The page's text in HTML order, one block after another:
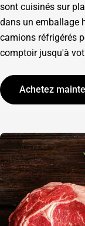
sont cuisinés sur
dans un emballage
camions réfrigérés
comptoir jusqu'à
Achetez